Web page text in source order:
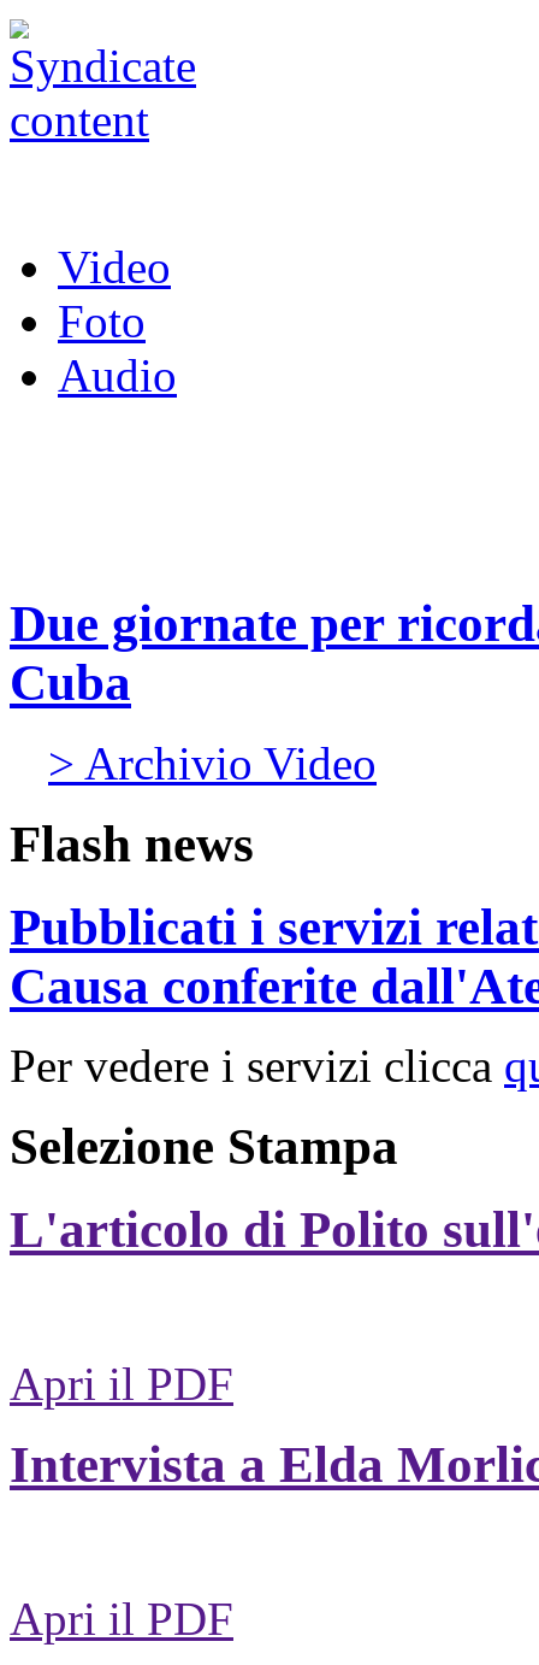
Video
Foto
Audio
Due giornate per
Cuba
> Archivio Video
Flash news
Pubblicati i servizi
Causa conferite
Per vedere i servizi clicca
Selezione Stampa
L'articolo di Polito
Apri il PDF
Intervista a Elda
Apri il PDF